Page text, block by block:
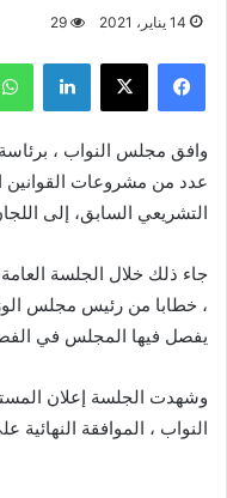
14 يناير، 2021 29
فيسبوك X
وافق مجلس النواب ،
عدد من مشروعات القوانين
التشريعي السابق، إلى
جاء ذلك خلال الجلسة
، خطابا من رئيس مجلس
يفصل فيها المجلس في
وشهدت الجلسة إعلان
النواب ، الموافقة